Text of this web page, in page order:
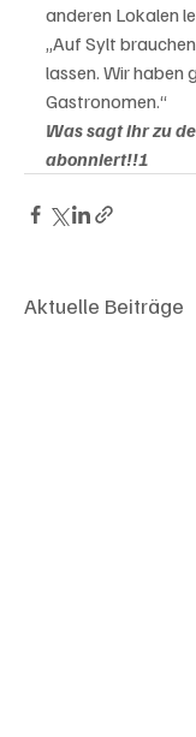
anderen Lokalen
„Auf Sylt
lassen. Wir haben
Gastronomen.“
Was sagt ihr zu
abonniert!!!
Aktuelle Beiträge